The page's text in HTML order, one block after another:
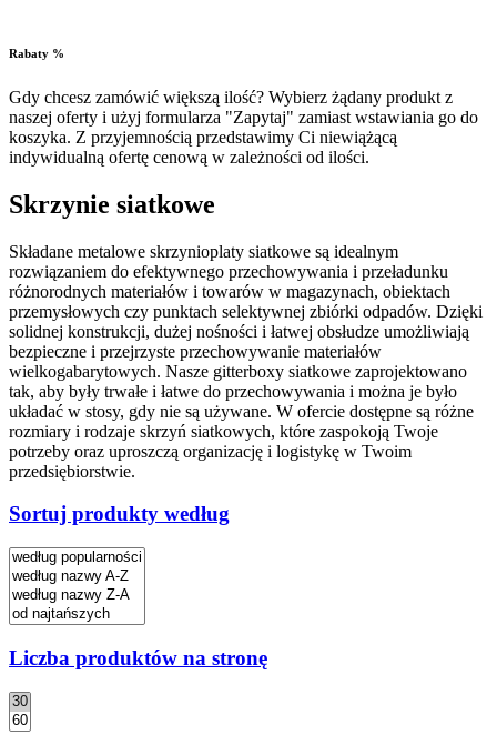
Rabaty %
Gdy chcesz zamówić większą ilość? Wybierz żądany produkt z
naszej oferty i użyj formularza "Zapytaj" zamiast wstawiania go do
koszyka. Z przyjemnością przedstawimy Ci niewiążącą
indywidualną ofertę cenową w zależności od ilości.
Skrzynie siatkowe
Składane metalowe skrzynioplaty siatkowe są idealnym
rozwiązaniem do efektywnego przechowywania i przeładunku
różnorodnych materiałów i towarów w magazynach, obiektach
przemysłowych czy punktach selektywnej zbiórki odpadów. Dzięki
solidnej konstrukcji, dużej nośności i łatwej obsłudze umożliwiają
bezpieczne i przejrzyste przechowywanie materiałów
wielkogabarytowych. Nasze gitterboxy siatkowe zaprojektowano
tak, aby były trwałe i łatwe do przechowywania i można je było
układać w stosy, gdy nie są używane. W ofercie dostępne są różne
rozmiary i rodzaje skrzyń siatkowych, które zaspokoją Twoje
potrzeby oraz uproszczą organizację i logistykę w Twoim
przedsiębiorstwie.
Sortuj produkty według
Liczba produktów na stronę